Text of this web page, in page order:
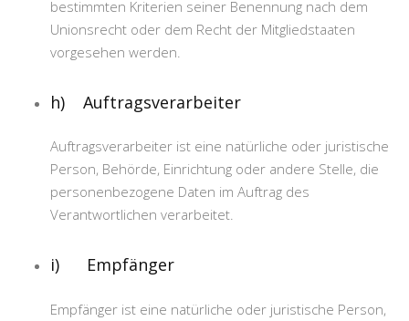
bestimmten Kriterien seiner Benennung nach dem
Unionsrecht oder dem Recht der Mitgliedstaaten
vorgesehen werden.
h) Auftragsverarbeiter
Auftragsverarbeiter ist eine natürliche oder juristische
Person, Behörde, Einrichtung oder andere Stelle, die
personenbezogene Daten im Auftrag des
Verantwortlichen verarbeitet.
i) Empfänger
Empfänger ist eine natürliche oder juristische Person,